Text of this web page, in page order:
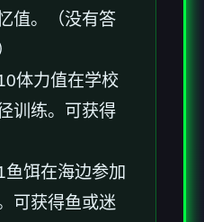
值。（没有答
体力值在学校
训练。可获得
饵在海边参加
可获得鱼或迷